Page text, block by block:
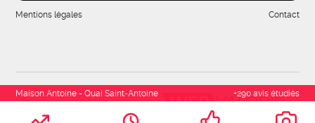
Mentions légales Contact
Développement & référencement
Maison Antoine - Quai Saint-Antoine +290 avis étudiés